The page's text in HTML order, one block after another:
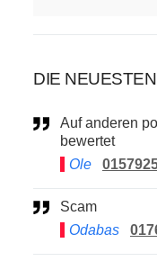
DIE
Auf anderen portalen stark negativ
bewertet
Ole
Scam
Odabas